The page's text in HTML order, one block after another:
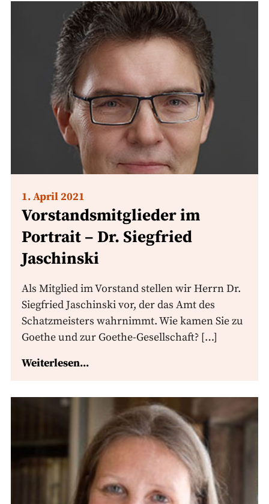
1. April 2021
Vorstandsmitglieder im
Portrait – Dr. Siegfried
Jaschinski
Als Mitglied im Vorstand stellen wir Herrn Dr.
Siegfried Jaschinski vor, der das Amt des
Schatzmeisters wahrnimmt. Wie kamen Sie zu
Goethe und zur Goethe-Gesellschaft? […]
Weiterlesen...